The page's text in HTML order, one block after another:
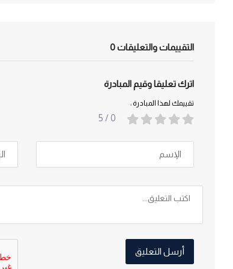
التقييمات والتعليقات0
اترك تعليقا وقيم المبادرة
تقييمك لهذا المبادرة :
0
/ 5
أرسل التعليق